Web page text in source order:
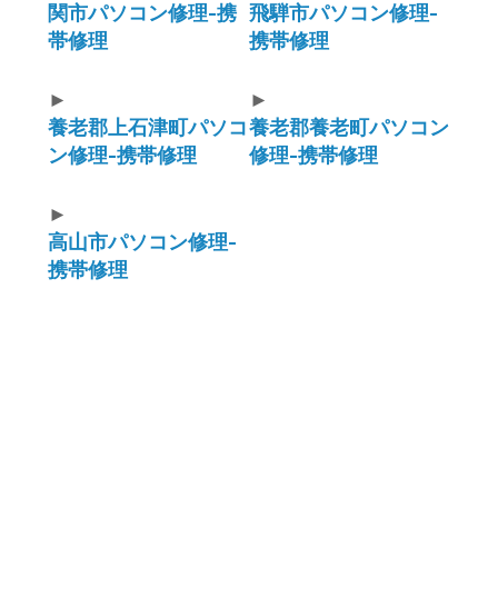
関市パソコン修理-携
帯修理
飛騨市パソコン修理-
携帯修理
►
養老郡上石津町パソコ
ン修理-携帯修理
►
養老郡養老町パソコン
修理-携帯修理
►
高山市パソコン修理-
携帯修理